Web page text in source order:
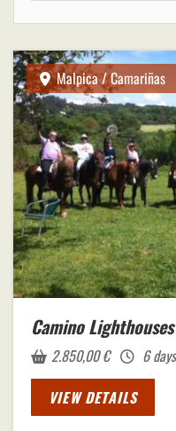
Malpica / Camariñas
Camino
2.850,00€
6
VIEW DETAILS